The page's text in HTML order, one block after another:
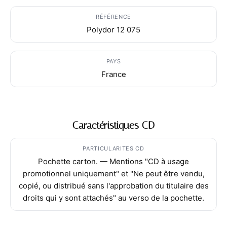
RÉFÉRENCE
Polydor 12 075
PAYS
France
Caractéristiques CD
PARTICULARITES CD
Pochette carton. — Mentions "CD à usage
promotionnel uniquement" et "Ne peut être vendu,
copié, ou distribué sans l'approbation du titulaire des
droits qui y sont attachés" au verso de la pochette.